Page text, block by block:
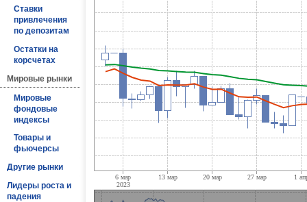
Ставки
привлечения
по депозитам
Остатки на
корсчетах
Мировые рынки
Мировые
фондовые
индексы
Товары и
фьючерсы
Другие рынки
Лидеры роста и
падения